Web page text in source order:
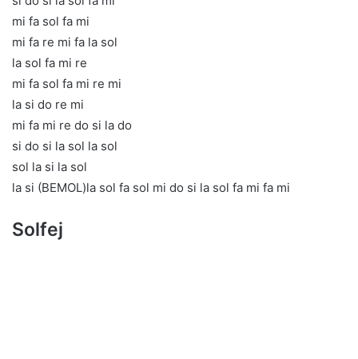
mi fa sol fa mi
mi fa re mi fa la sol
la sol fa mi re
mi fa sol fa mi re mi
la si do re mi
mi fa mi re do si la do
si do si la sol la sol
sol la si la sol
la si (BEMOL)la sol fa sol mi do si la sol fa mi fa mi
Solfej